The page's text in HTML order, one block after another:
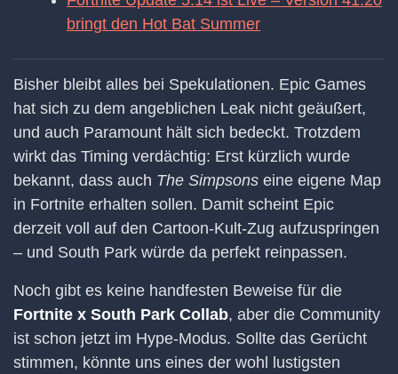
bringt den Hot Bat Summer
Bisher bleibt alles bei Spekulationen. Epic Games
hat sich zu dem angeblichen Leak nicht geäußert,
und auch Paramount hält sich bedeckt. Trotzdem
wirkt das Timing verdächtig: Erst kürzlich wurde
bekannt, dass auch The Simpsons eine eigene Map
in Fortnite erhalten sollen. Damit scheint Epic
derzeit voll auf den Cartoon-Kult-Zug aufzuspringen
– und South Park würde da perfekt reinpassen.
Noch gibt es keine handfesten Beweise für die
Fortnite x South Park Collab, aber die Community
ist schon jetzt im Hype-Modus. Sollte das Gerücht
stimmen, könnte uns eines der wohl lustigsten